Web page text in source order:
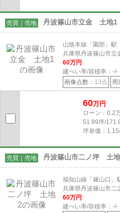
売買｜売地 丹波篠山市立金 土地1
山陰本線「園部」駅
兵庫県丹波篠山市立
60万円
建ぺい率/容積率： -/-
画像点数： 13点 周
60万円
ローン：0.2
51.99坪/
坪単価：
売買｜売地 丹波篠山市二ノ坪 土
福知山線「篠山口」
兵庫県丹波篠山市二
60万円
建ぺい率/容積率： -/-